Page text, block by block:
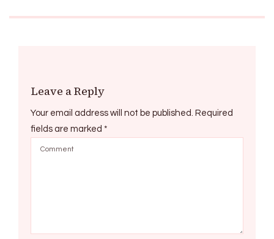
Leave a Reply
Your email address will not be published.
Required
fields are marked *